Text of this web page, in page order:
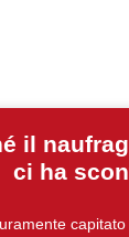
il
ci ha